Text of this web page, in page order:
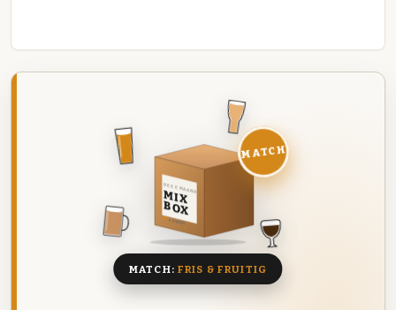
DEZE MAAND
MIX
BOX
8 BIEREN
MATCH
MATCH: FRIS & FRUITIG